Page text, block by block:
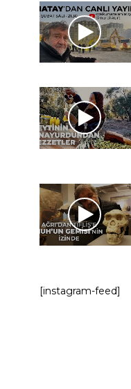
[instagram-feed]